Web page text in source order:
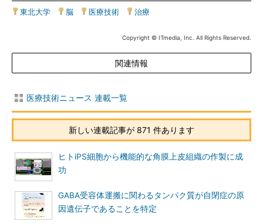
東北大学 脳 医療技術 治療
Copyright © ITmedia, Inc. All Rights Reserved.
関連情報
医療技術ニュース 連載一覧
新しい連載記事が 871 件あります
ヒトiPS細胞から機能的な角膜上皮組織の作製に成
功
GABA受容体運搬に関わるタンパク質が自閉症の原
因遺伝子であることを特定